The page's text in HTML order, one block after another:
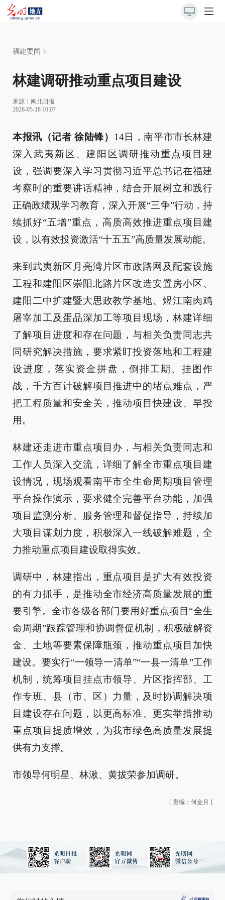
福建要闻 >
林建调研推动重点项目建设
来源： 闽北日报
2026-05-18 10:07
本报讯（记者 徐陆锋） 14日，南平市市长林建
深入武夷新区、建阳区调研推动重点项目建
设，强调要深入学习贯彻习近平总书记在福建
考察时的重要讲话精神，结合开展树立和践行
正确政绩观学习教育，深入开展“三争”行动，持
续抓好“五增”重点，高质高效推进重点项目建
设，以有效投资激活“十五五”高质量发展动能。
来到武夷新区月亮湾片区市政路网及配套设施
工程和建阳区崇阳北路片区改造安置房小区、
建阳二中扩建暨大思政教学基地、煜江南肉鸡
屠宰加工及蛋品深加工等项目现场，林建详细
了解项目进度和存在问题，与相关负责同志共
同研究解决措施，要求紧盯投资落地和工程建
设进度，落实资金拼盘，倒排工期、挂图作
战，千方百计破解项目推进中的堵点难点，严
把工程质量和安全关，推动项目快建设、早投
用。
林建还走进市重点项目办，与相关负责同志和
工作人员深入交流，详细了解全市重点项目建
设情况，现场观看南平市全生命周期项目管理
平台操作演示，要求健全完善平台功能，加强
项目监测分析、服务管理和督促指导，持续加
大项目谋划力度，积极深入一线破解难题，全
力推动重点项目建设取得实效。
调研中，林建指出，重点项目是扩大有效投资
的有力抓手，是推动全市经济高质量发展的重
要引擎。全市各级各部门要用好重点项目“全生
命周期”跟踪管理和协调督促机制，积极破解资
金、土地等要素保障瓶颈，推动重点项目加快
建设。要实行“一领导一清单”“一县一清单”工作
机制，统筹项目挂点市领导、片区指挥部、工
作专班、县（市、区）力量，及时协调解决项
目建设存在问题，以更高标准、更实举措推动
重点项目提质增效，为我市绿色高质量发展提
供有力支撑。
市领导何明星、林湫、黄拔荣参加调研。
[ 责编：何金月 ]